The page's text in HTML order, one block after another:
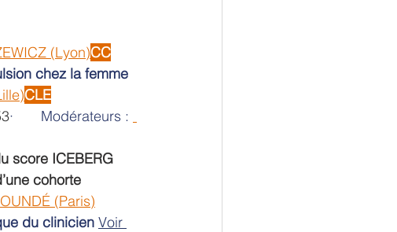
(Lyon)CC
chez la femme
CLE
·       Modérateurs :
score ICEBERG
cohorte
(Paris)
du clinicien Voir